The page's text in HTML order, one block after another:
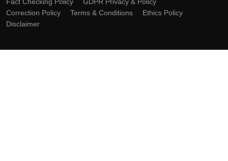
Correction Policy
Terms & Conditions
Ethics Policy
Disclaimer